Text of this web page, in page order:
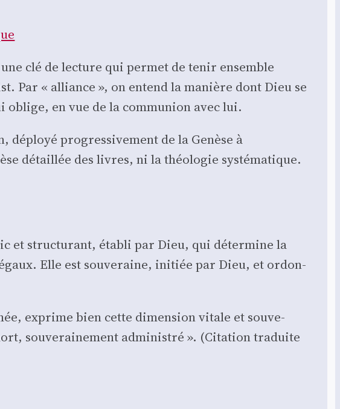
clé de lec­ture qui per­met de tenir ensemble
Par « alliance », on entend la manière dont Dieu se
en vue de la com­mu­nion avec lui.
déployé pro­gres­si­ve­ment de la Genèse à
détaillée des livres, ni la théo­lo­gie sys­té­ma­tique.
et struc­tu­rant, éta­bli par Dieu, qui déter­mine la
Elle est sou­ve­raine, ini­tiée par Dieu, et ordon­
exprime bien cette dimen­sion vitale et sou­ve­
sou­ve­rai­ne­ment admi­nis­tré ». (Cita­tion tra­duite